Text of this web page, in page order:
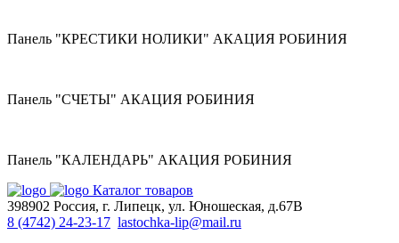
Панель "КРЕСТИКИ НОЛИКИ" АКАЦИЯ РОБИНИЯ
Панель "СЧЕТЫ" АКАЦИЯ РОБИНИЯ
Панель "КАЛЕНДАРЬ" АКАЦИЯ РОБИНИЯ
Каталог товаров
398902 Россия, г. Липецк, ул. Юношеская, д.67В
8 (4742) 24-23-17 lastochka-lip@mail.ru